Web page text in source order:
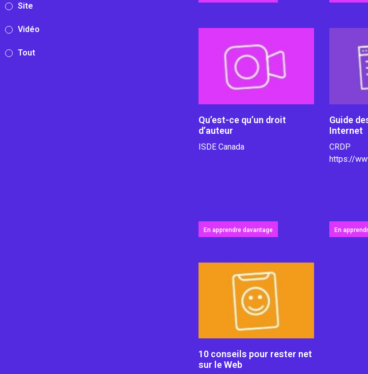
Site
Vidéo
Tout
Qu’est-ce qu’un droit
d’auteur
ISDE Canada
En apprendre davantage
Guide
Internet
CRDP
https://
En
10 conseils pour rester net
sur le Web